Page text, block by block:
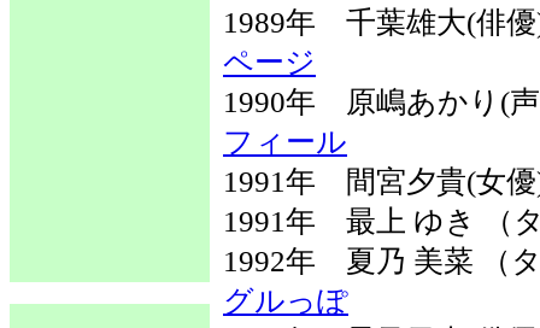
1989年 千葉雄大(
ページ
1990年 原嶋あか
フィール
1991年 間宮夕貴(
1991年 最上 ゆき （
1992年 夏乃 美菜
グルっぽ